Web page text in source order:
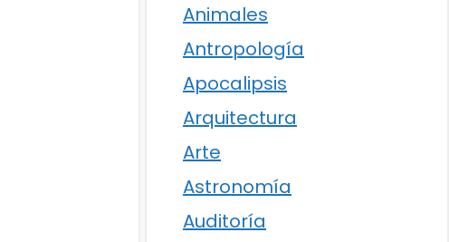
Animales
Antropología
Apocalipsis
Arquitectura
Arte
Astronomía
Auditoría